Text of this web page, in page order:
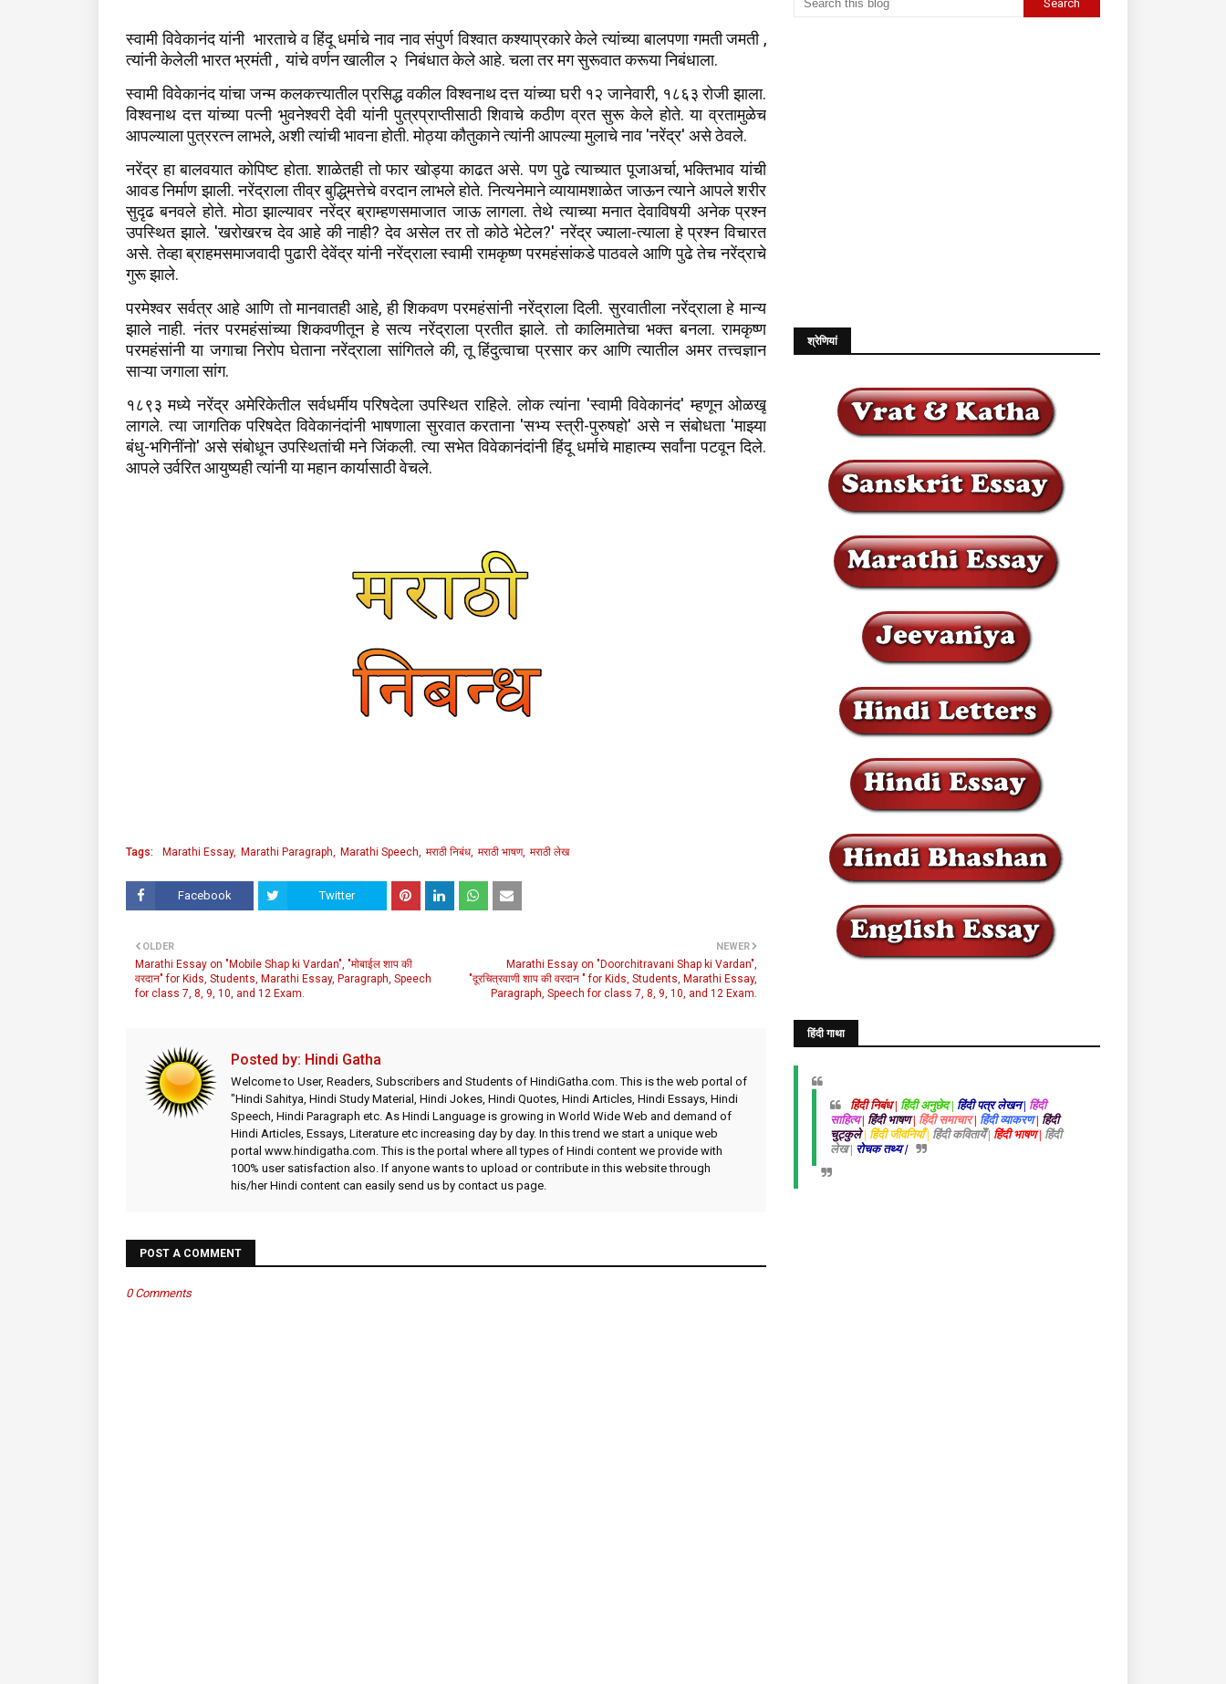
स्वामी विवेकानंद यांनी भारताचे व हिंदू धर्माचे नाव नाव संपुर्ण विश्‍वात कश्‍याप्रकारे केले त्‍यांच्‍या बालपणा गमती जमती ,
त्‍यांनी केलेली भारत भ्रमंती , यांचे वर्णन खालील २ निबंधात केले आहे. चला तर मग सुरूवात करूया निबंधाला.
स्वामी विवेकानंद यांचा जन्म कलकत्त्यातील प्रसिद्ध वकील विश्वनाथ दत्त यांच्या घरी १२ जानेवारी, १८६३ रोजी झाला.
विश्वनाथ दत्त यांच्या पत्नी भुवनेश्वरी देवी यांनी पुत्रप्राप्तीसाठी शिवाचे कठीण व्रत सुरू केले होते. या व्रतामुळेच
आपल्याला पुत्ररत्‍न लाभले, अशी त्यांची भावना होती. मोठ्या कौतुकाने त्यांनी आपल्या मुलाचे नाव 'नरेंद्र' असे ठेवले.
नरेंद्र हा बालवयात कोपिष्ट होता. शाळेतही तो फार खोड्या काढत असे. पण पुढे त्याच्यात पूजाअर्चा, भक्तिभाव यांची
आवड निर्माण झाली. नरेंद्राला तीव्र बुद्धि्मत्तेचे वरदान लाभले होते. नित्यनेमाने व्यायामशाळेत जाऊन त्याने आपले शरीर
सुदृढ बनवले होते. मोठा झाल्यावर नरेंद्र ब्राम्‍हणसमाजात जाऊ लागला. तेथे त्याच्या मनात देवाविषयी अनेक प्रश्न
उपस्थित झाले. 'खरोखरच देव आहे की नाही? देव असेल तर तो कोठे भेटेल?' नरेंद्र ज्याला-त्याला हे प्रश्न विचारत
असे. तेव्हा ब्राहमसमाजवादी पुढारी देवेंद्र यांनी नरेंद्राला स्वामी रामकृष्ण परमहंसांकडे पाठवले आणि पुढे तेच नरेंद्राचे
गुरू झाले.
परमेश्वर सर्वत्र आहे आणि तो मानवातही आहे, ही शिकवण परमहंसांनी नरेंद्राला दिली. सुरवातीला नरेंद्राला हे मान्य
झाले नाही. नंतर परमहंसांच्या शिकवणीतून हे सत्य नरेंद्राला प्रतीत झाले. तो कालिमातेचा भक्त बनला. रामकृष्ण
परमहंसांनी या जगाचा निरोप घेताना नरेंद्राला सांगितले की, तू हिंदुत्वाचा प्रसार कर आणि त्यातील अमर तत्त्वज्ञान
साऱ्या जगाला सांग.
१८९३ मध्ये नरेंद्र अमेरिकेतील सर्वधर्मीय परिषदेला उपस्थित राहिले. लोक त्यांना 'स्वामी विवेकानंद' म्हणून ओळखू
लागले. त्या जागतिक परिषदेत विवेकानंदांनी भाषणाला सुरवात करताना 'सभ्य स्त्री-पुरुषहो' असे न संबोधता 'माझ्या
बंधु-भगिनींनो' असे संबोधून उपस्थितांची मने जिंकली. त्या सभेत विवेकानंदांनी हिंदू धर्माचे माहात्म्य सर्वांना पटवून दिले.
आपले उर्वरित आयुष्यही त्यांनी या महान कार्यासाठी वेचले.
Tags: Marathi Essay Marathi Paragraph Marathi Speech मराठी निबंध मराठी भाषण मराठी लेख
Facebook Twitter
NEWER
Marathi Essay on "Doorchitravani Shap ki Vardan",
"दूरचित्रवाणी शाप की वरदान " for Kids, Students, Marathi Essay,
Paragraph, Speech for class 7, 8, 9, 10, and 12 Exam.
OLDER
Marathi Essay on "Mobile Shap ki Vardan", "मोबाईल शाप की
वरदान" for Kids, Students, Marathi Essay, Paragraph, Speech
for class 7, 8, 9, 10, and 12 Exam.
Posted by: Hindi Gatha
Welcome to User, Readers, Subscribers and Students of HindiGatha.com. This is the web portal of
"Hindi Sahitya, Hindi Study Material, Hindi Jokes, Hindi Quotes, Hindi Articles, Hindi Essays, Hindi
Speech, Hindi Paragraph etc. As Hindi Language is growing in World Wide Web and demand of
Hindi Articles, Essays, Literature etc increasing day by day. In this trend we start a unique web
portal www.hindigatha.com. This is the portal where all types of Hindi content we provide with
100% user satisfaction also. If anyone wants to upload or contribute in this website through
his/her Hindi content can easily send us by contact us page.
POST A COMMENT
0 Comments
श्रेणियां
हिंदी गाथा
हिंदी निबंध | हिंदी अनुछेद | हिंदी पत्र लेखन | हिंदी
साहित्य| हिंदी भाषण| हिंदी समाचार| हिंदी व्याकरण| हिंदी
चुट्कुले| हिंदी जीवनियाँ | हिंदी कवितायेँ | हिंदी भाषण | हिंदी
लेख | रोचक तथ्य |